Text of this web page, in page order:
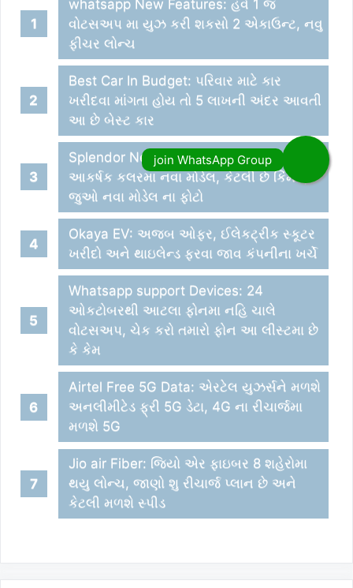
whatsapp New Features: હવે 1 જ
વોટસઅપ મા યુઝ કરી શકસો 2 એકાઉન્ટ, નવુ
ફીચર લોન્ચ
Best Car In Budget: પરિવાર માટે કાર
ખરીદવા માંગતા હોય તો 5 લાખની અંદર આવતી
આ છે બેસ્ટ કાર
Splendor New Model: હિરો Splendor plus
આકર્ષક કલરમા નવા મોડેલ, કેટલી છે કિંમત;
જુઓ નવા મોડેલ ના ફોટો
Okaya EV: અજબ ઓફર, ઈલેકટ્રીક સ્કૂટર
ખરીદો અને થાઇલેન્ડ ફરવા જાવ કંપનીના ખર્ચે
Whatsapp support Devices: 24
ઓકટોબરથી આટલા ફોનમા નહિ ચાલે
વોટસઅપ, ચેક કરો તમારો ફોન આ લીસ્ટમા છે
કે કેમ
Airtel Free 5G Data: એરટેલ યુઝર્સને મળશે
અનલીમીટેડ ફ્રી 5G ડેટા, 4G ના રીચાર્જમા
મળશે 5G
Jio air Fiber: જિયો એર ફાઇબર 8 શહેરોમા
થયુ લોન્ચ, જાણો શુ રીચાર્જ પ્લાન છે અને
કેટલી મળશે સ્પીડ